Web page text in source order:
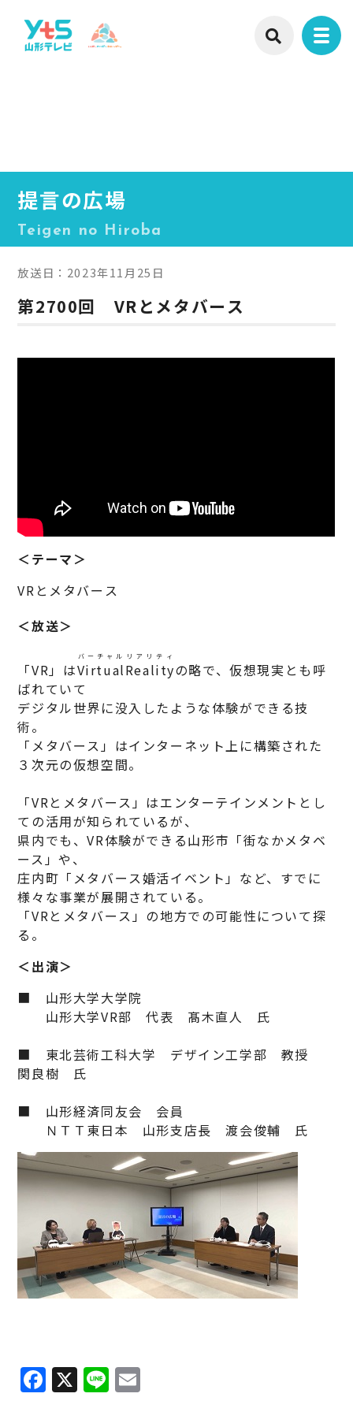
提言の広場
Teigen no Hiroba
放送日：2023年11月25日
第2700回 VRとメタバース
＜テーマ＞
VRとメタバース
＜放送＞
「VR」はVirtual
バーチャル
Reality
リアリティ
の略で、仮想現実とも呼
ばれていて
デジタル世界に没入したような体験ができる技
術。
「メタバース」はインターネット上に構築された
３次元の仮想空間。
「VRとメタバース」はエンターテインメントとし
ての活用が知られているが、
県内でも、VR体験ができる山形市「街なかメタベ
ース」や、
庄内町「メタバース婚活イベント」など、すでに
様々な事業が展開されている。
「VRとメタバース」の地方での可能性について探
る。
＜出演＞
■ 山形大学大学院
山形大学VR部 代表 髙木直人 氏
■ 東北芸術工科大学 デザイン工学部 教授
関良樹 氏
■ 山形経済同友会 会員
ＮＴＴ東日本 山形支店長 渡会俊輔 氏
Facebook
X Line